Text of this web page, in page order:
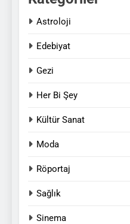
Astroloji
Edebiyat
Gezi
Her Bi Şey
Kültür Sanat
Moda
Röportaj
Sağlık
Sinema